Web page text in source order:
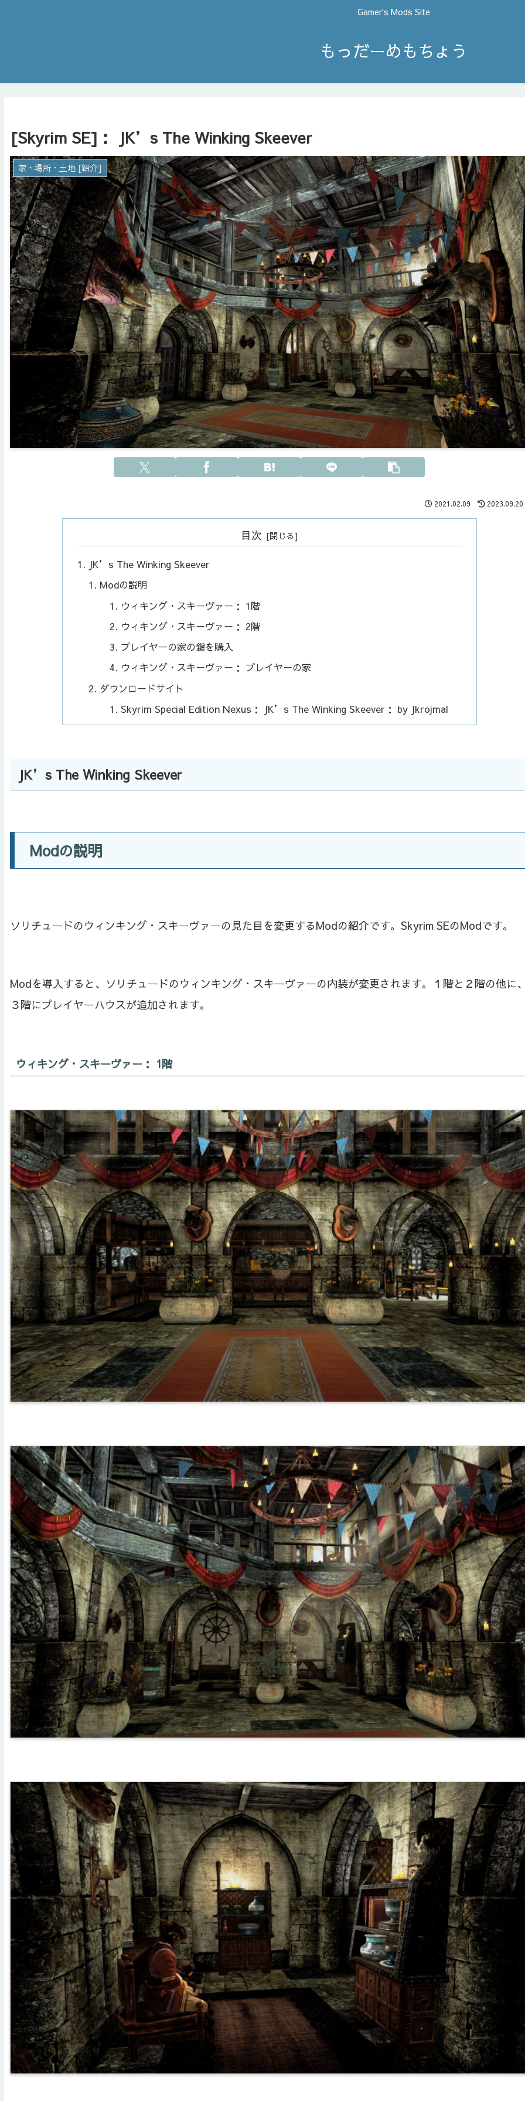
Gamer's Mods Site
もっだーめもちょう
[Skyrim SE]： JK’s The Winking Skeever
家・場所・土地 [紹介]
2021.02.09 2023.09.20
目次
JK’s The Winking Skeever
Modの説明
ウィキング・スキーヴァー： 1階
ウィキング・スキーヴァー： 2階
プレイヤーの家の鍵を購入
ウィキング・スキーヴァー： プレイヤーの家
ダウンロードサイト
Skyrim Special Edition Nexus： JK’s The Winking Skeever： by Jkrojmal
JK’s The Winking Skeever
Modの説明
ソリチュードのウィンキング・スキーヴァーの見た目を変更するModの紹介です。Skyrim SEのModです。
Modを導入すると、ソリチュードのウィンキング・スキーヴァーの内装が変更されます。１階と２階の他に
３階にプレイヤーハウスが追加されます。
ウィキング・スキーヴァー： 1階